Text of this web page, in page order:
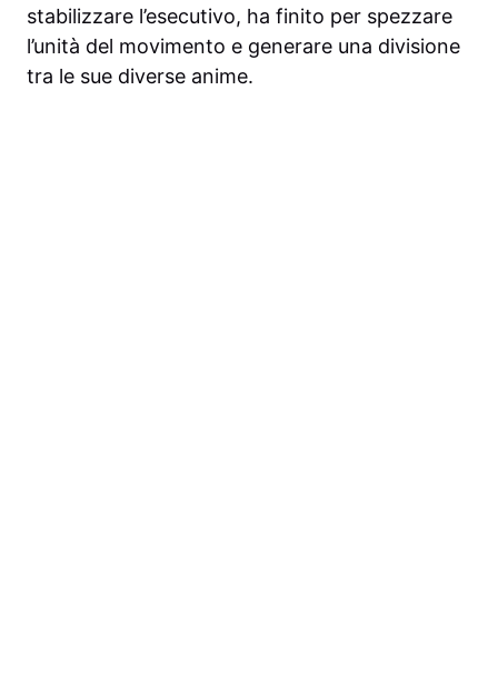
stabilizzare l’esecutivo, ha finito per spezzare
l’unità del movimento e generare una divisione
tra le sue diverse anime.